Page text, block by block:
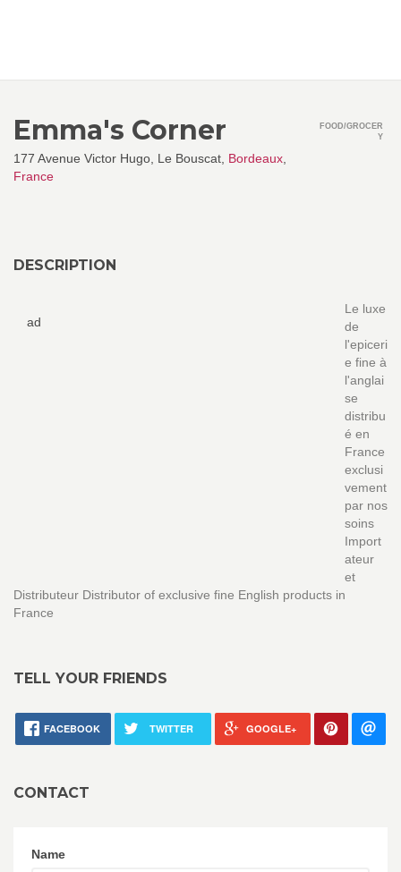
Emma's Corner
177 Avenue Victor Hugo, Le Bouscat, Bordeaux
France
FOOD/GROCER
Y
DESCRIPTION
ad
Le luxe
de
l'epiceri
e fine à
l'anglai
se
distribu
é en
France
exclusi
vement
par nos
soins
Import
ateur
et
Distributeur Distributor of exclusive fine English products in
France
TELL YOUR FRIENDS
FACEBOOK TWITTER GOOGLE+
CONTACT
Name